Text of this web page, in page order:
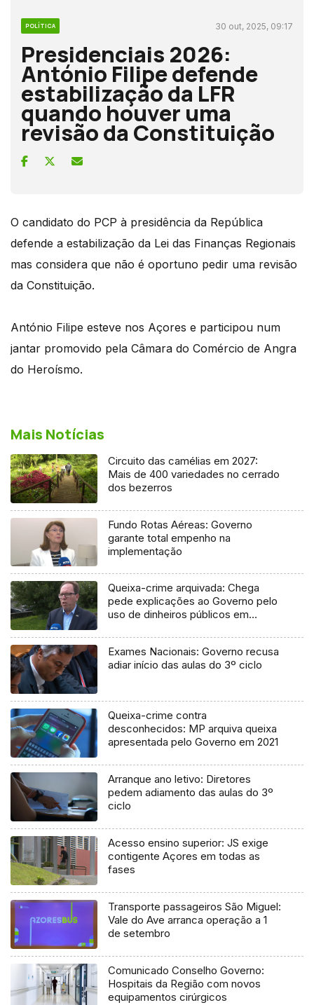
POLÍTICA 30 out, 2025, 09:17
Presidenciais 2026:
António Filipe defende
estabilização da LFR
quando houver uma
revisão da Constituição
O candidato do PCP à presidência da República
defende a estabilização da Lei das Finanças Regionais
mas considera que não é oportuno pedir uma revisão
da Constituição.
António Filipe esteve nos Açores e participou num
jantar promovido pela Câmara do Comércio de Angra
do Heroísmo.
Mais Notícias
Circuito das camélias em 2027:
Mais de 400 variedades no cerrado
dos bezerros
Fundo Rotas Aéreas: Governo
garante total empenho na
implementação
Queixa-crime arquivada: Chega
pede explicações ao Governo pelo
uso de dinheiros públicos em
Exames Nacionais: Governo recusa
adiar início das aulas do 3º ciclo
Queixa-crime contra
desconhecidos: MP arquiva queixa
apresentada pelo Governo em 2021
Arranque ano letivo: Diretores
pedem adiamento das aulas do 3º
ciclo
Acesso ensino superior: JS exige
contigente Açores em todas as
fases
Transporte passageiros São Miguel:
Vale do Ave arranca operação a 1
de setembro
Comunicado Conselho Governo:
Hospitais da Região com novos
equipamentos cirúrgicos